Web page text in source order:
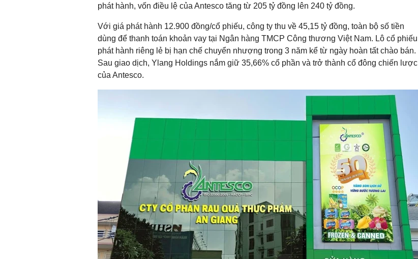
phát hành, vốn điều lệ của Antesco tăng từ 205 tỷ đồng lên 240 tỷ đồng.
Với giá phát hành 12.900 đồng/cổ phiếu, công ty thu về 45,15 tỷ đồng, toàn bộ số tiền
dùng để thanh toán khoản vay tại Ngân hàng TMCP Công thương Việt Nam. Lô cổ phiếu
phát hành riêng lẻ bị hạn chế chuyển nhượng trong 3 năm kể từ ngày hoàn tất chào bán.
Sau giao dịch, Ylang Holdings nắm giữ 35,66% cổ phần và trở thành cổ đông chiến lược
của Antesco.